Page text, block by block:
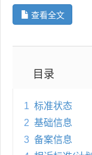
查看全文
目录
1 标准状态
2 基础信息
3 备案信息